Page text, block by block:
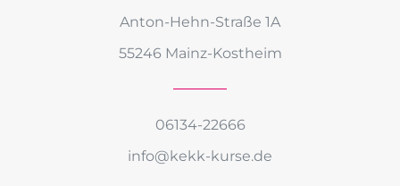
Anton-Hehn-Straße 1A
55246 Mainz-Kostheim
06134-22666
info@kekk-kurse.de